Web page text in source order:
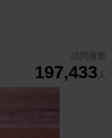
訪問者数
197,433 人